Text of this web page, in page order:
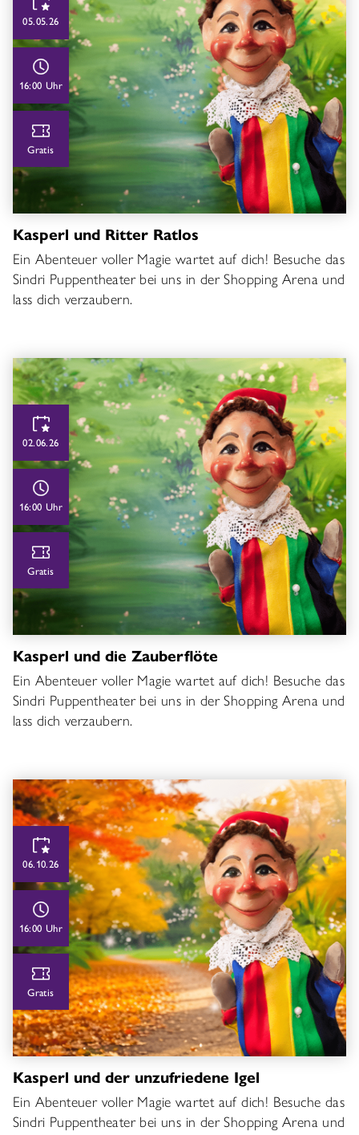
05.05.26
16:00 Uhr
Gratis
Kasperl und Ritter Ratlos
Ein Abenteuer voller Magie wartet auf dich! Besuche das
Sindri Puppentheater bei uns in der Shopping Arena und
lass dich verzaubern.
02.06.26
16:00 Uhr
Gratis
Kasperl und die Zauberflöte
Ein Abenteuer voller Magie wartet auf dich! Besuche das
Sindri Puppentheater bei uns in der Shopping Arena und
lass dich verzaubern.
06.10.26
16:00 Uhr
Gratis
Kasperl und der unzufriedene Igel
Ein Abenteuer voller Magie wartet auf dich! Besuche das
Sindri Puppentheater bei uns in der Shopping Arena und